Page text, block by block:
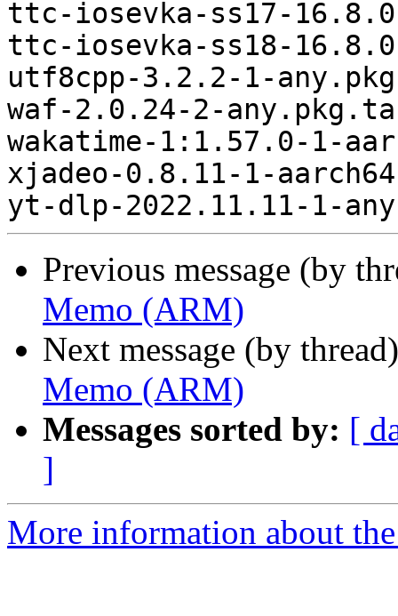
Previous message (by
Memo (ARM)
Next message (by
Memo (ARM)
Messages sorted by: [
]
More information about